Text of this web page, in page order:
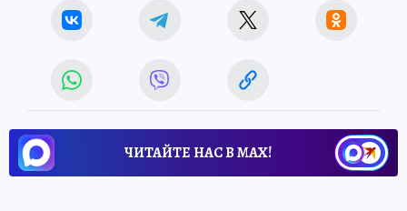
ЧИТАЙТЕ НАС В МАХ!